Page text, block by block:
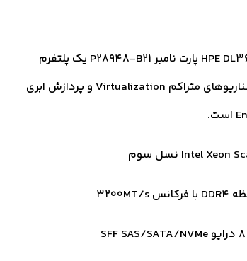
سرور HPE DL360 Gen10 Plus 8SFF پارت نامبر P28948-B21 یک پلتفرم
Rackmount جهت اجرای سناریوهای متراکم Virtualization و پردازش ابری